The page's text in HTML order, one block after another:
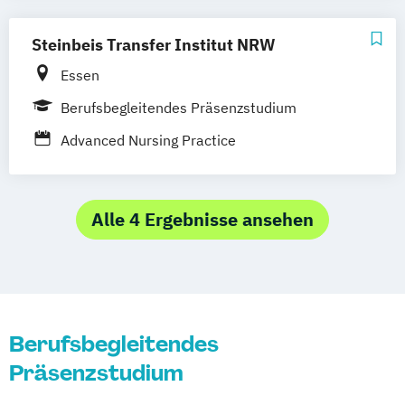
Pflegemanagement und
Pflegepädagogik
Pädagogik im Rettungsdienst
Versorgungsforschung und Management im
Steinbeis Transfer Institut NRW
Essen
Berufsbegleitendes Präsenzstudium
Advanced Nursing Practice
Alle 4 Ergebnisse ansehen
Berufsbegleitendes
Präsenzstudium